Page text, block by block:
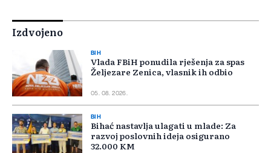
Izdvojeno
BIH
Vlada FBiH ponudila rješenja za spas
Željezare Zenica, vlasnik ih odbio
05. 08. 2026.
BIH
Bihać nastavlja ulagati u mlade: Za
razvoj poslovnih ideja osigurano
32.000 KM